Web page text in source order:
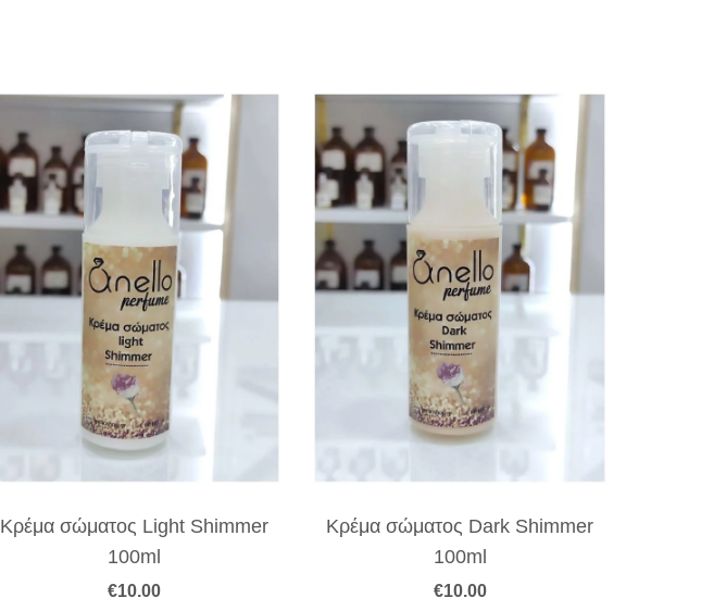
Κρέμα σώματος Light Shimmer
100ml
€10.00
Κρέμα σώματος Dark Shimmer
100ml
€10.00